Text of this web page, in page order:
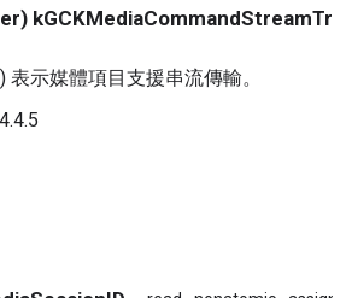
表示媒體項目支援串流傳輸。
4.4.5